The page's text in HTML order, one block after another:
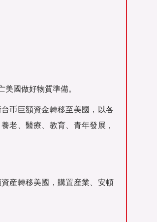
國做好物質準備。
币巨額資金轉移至美國，以各
老、醫療、教育、青年發展，
産轉移美國，購置産業、安頓